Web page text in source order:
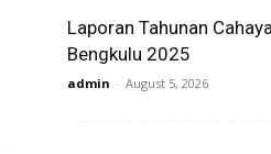
Laporan Tahunan
Bengkulu 2025
admin - August 5, 2026